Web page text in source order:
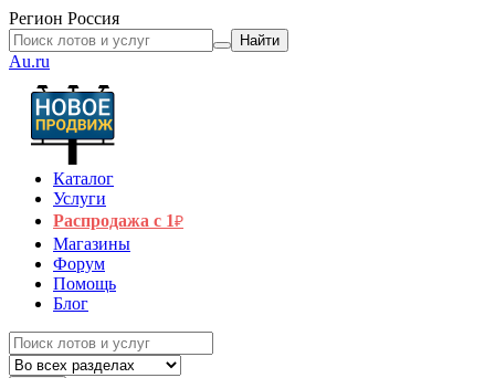
Регион Россия
Найти
Au.ru
Каталог
Услуги
Распродажа с 1₽
Магазины
Форум
Помощь
Блог